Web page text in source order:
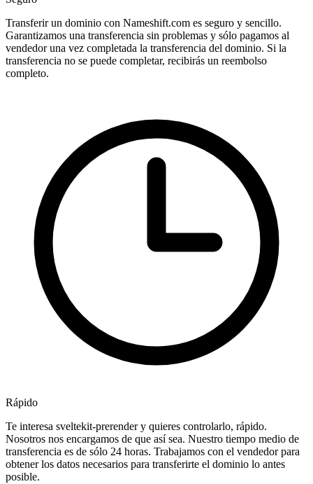
Transferir un dominio con Nameshift.com es seguro y sencillo.
Garantizamos una transferencia sin problemas y sólo pagamos al
vendedor una vez completada la transferencia del dominio. Si la
transferencia no se puede completar, recibirás un reembolso
completo.
Rápido
Te interesa sveltekit-prerender y quieres controlarlo, rápido.
Nosotros nos encargamos de que así sea. Nuestro tiempo medio de
transferencia es de sólo 24 horas. Trabajamos con el vendedor para
obtener los datos necesarios para transferirte el dominio lo antes
posible.